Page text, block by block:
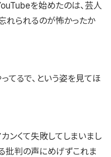
を始めたのは、芸人
れられるのが怖かったか
てるで、という姿を見てほ
ンくて失敗してしまいまし
批判の声にめげずこれま